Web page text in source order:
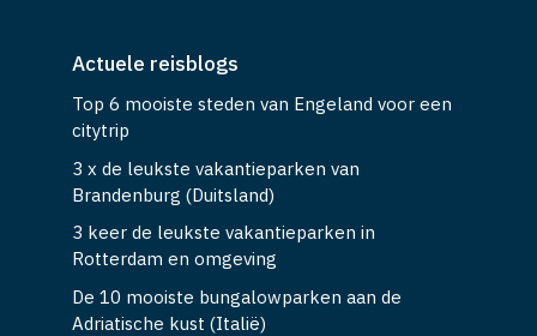
Actuele reisblogs
Top 6 mooiste steden van Engeland voor een
citytrip
3 x de leukste vakantieparken van
Brandenburg (Duitsland)
3 keer de leukste vakantieparken in
Rotterdam en omgeving
De 10 mooiste bungalowparken aan de
Adriatische kust (Italië)